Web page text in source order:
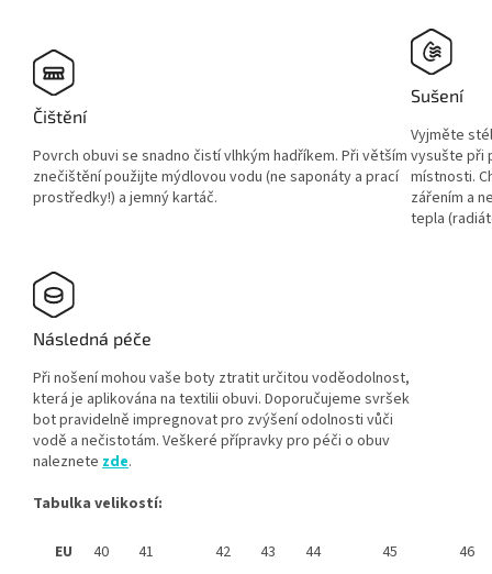
Čištění
Povrch obuvi se snadno čistí vlhkým hadříkem. Při větším
znečištění použijte mýdlovou vodu (ne saponáty a prací
prostředky!) a jemný kartáč.
Sušení
Vyjměte
vysušte při
místnosti.
zářením a
tepla
Následná péče
Při nošení mohou vaše boty ztratit určitou voděodolnost,
která je aplikována na textilii obuvi. Doporučujeme svršek
bot pravidelně impregnovat pro zvýšení odolnosti vůči
vodě a nečistotám. Veškeré přípravky pro péči o obuv
naleznete zde.
Tabulka velikostí:
EU 40 41 42 43 44 45
46